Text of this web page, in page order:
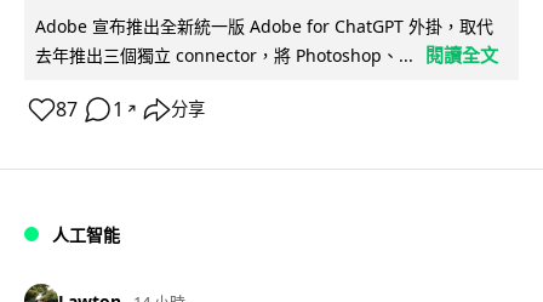
Adobe 宣布推出全新統一版 Adobe for ChatGPT 外掛，取代
去年推出三個獨立 connector，將 Photoshop、...
閱讀全文
87 1 ↗ 分享
人工智能